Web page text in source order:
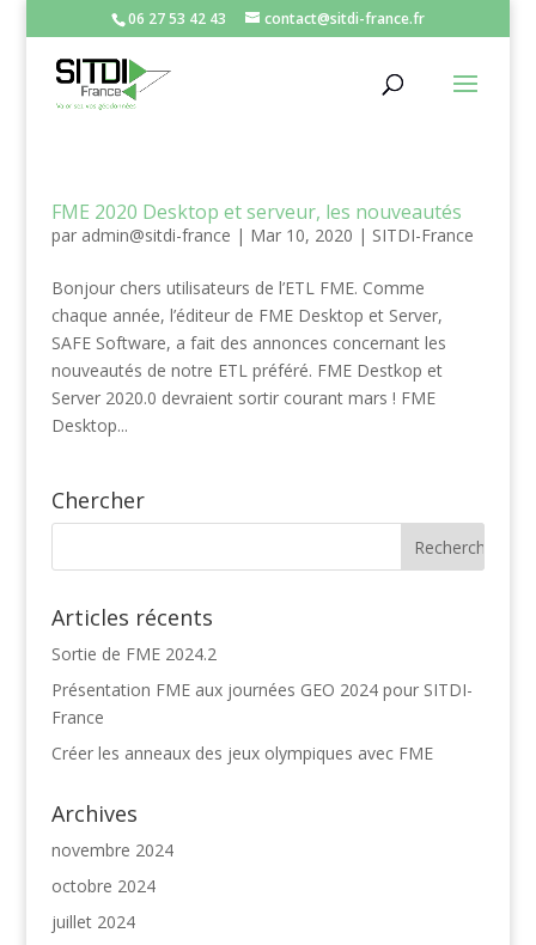
06 27 53 42 43 contact@sitdi-france.fr
FME 2020 Desktop et serveur, les nouveautés
par admin@sitdi-france | Mar 10, 2020 | SITDI-France
Bonjour chers utilisateurs de l’ETL FME. Comme
chaque année, l’éditeur de FME Desktop et Server,
SAFE Software, a fait des annonces concernant les
nouveautés de notre ETL préféré. FME Destkop et
Server 2020.0 devraient sortir courant mars ! FME
Desktop...
Chercher
Articles récents
Sortie de FME 2024.2
Présentation FME aux journées GEO 2024 pour SITDI-
France
Créer les anneaux des jeux olympiques avec FME
Archives
novembre 2024
octobre 2024
juillet 2024